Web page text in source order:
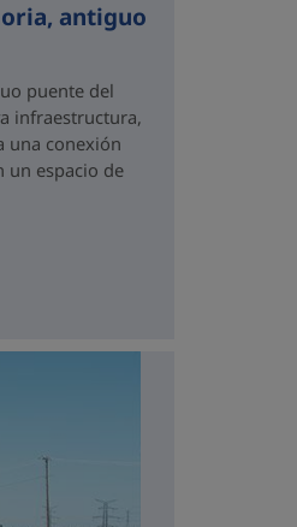
antiguo
puente del
infraestructura,
una conexión
un espacio de